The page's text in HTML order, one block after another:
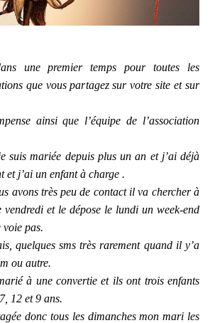
une premier temps pour toutes les
que vous partagez sur votre site et sur
ainsi que l’équipe de l’association
suis mariée depuis plus un an et j’ai déjà
et j’ai un enfant à charge .
avons très peu de contact il va chercher à
vendredi et le dépose le lundi un week-end
voie pas.
quelques sms très rarement quand il y’a
ou autre.
à une convertie et ils ont trois enfants
12 et 9 ans.
donc tous les dimanches mon mari les